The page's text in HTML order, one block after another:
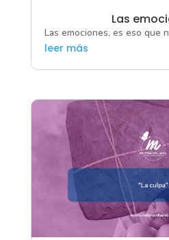
Las
Las emociones, es eso que
leer más